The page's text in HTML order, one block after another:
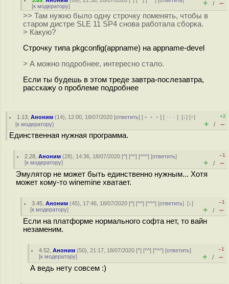
[к модератору] + / –
>> Там нужно было одну строчку поменять, чтобы в
старом дистре SLE 11 SP4 снова работала сборка.
> Какую?
Строчку типа pkgconfig(appname) на appname-devel
> А можно подробнее, интересно стало.
Если ты будешь в этом треде завтра-послезавтра,
расскажу о проблеме подробнее
1.13 ,Аноним (14), 12:00, 18/07/2020 [ответить] [ ﹢﹢﹢] [ · · ·][↓] [↑]
[к модератору]
+2
+ / –
Единственная нужная программа.
2.28 ,Аноним (28), 14:36, 18/07/2020 [^] [^^] [^^^] [ответить]
[к модератору]
–1
+ / –
Эмулятор не может быть единственно нужным... Хотя
может кому-то winemine хватает.
3.45 ,Аноним (45), 17:46, 18/07/2020 [^] [^^] [^^^] [ответить][↓]
[к модератору]
–1
+ / –
Если на платформе нормального софта нет, то вайн
незаменим.
4.52 ,Аноним (50), 21:17, 18/07/2020 [^] [^^] [^^^] [ответить]
[к модератору]
–1
+ / –
А ведь нету совсем :)